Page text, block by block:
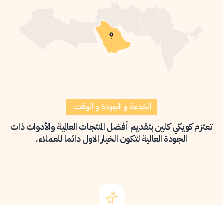
الخدمة و الجودة و الوقت.
تعتزم كويكي كلين بتقديم أفضل المنتجات العالمية والأدوات ذات
الجودة العالية لتكون الخيار الاول دائما للعملاء.